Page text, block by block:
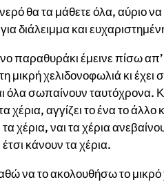
θα τα μάθετε όλα, αύριο να
διάλειμμα και
παραθυράκι έμεινε πίσω
τη μικρή χελιδονοφωλιά κι
όλα σωπαίνουν ταυτόχρονα.
χέρια, αγγίζει το ένα το άλλο
χέρια, ναι τα χέρια
κάνουν τα χέρια.
να το ακολουθήσω το μικρό